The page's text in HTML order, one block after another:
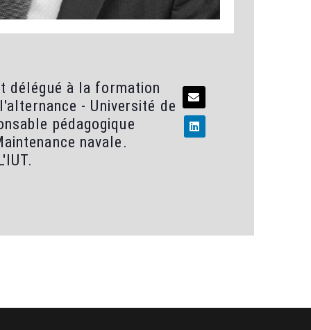
délégué à la formation
- Université de
pédagogique
navale.